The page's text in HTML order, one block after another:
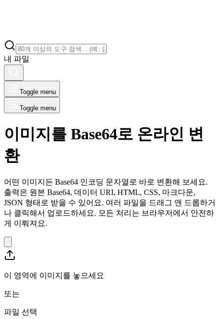
내 파일
Toggle menu
Toggle menu
이미지를 Base64로 온라인 변
환
어떤 이미지든 Base64 인코딩 문자열로 바로 변환해 보세요.
출력은 원본 Base64, 데이터 URI, HTML, CSS, 마크다운,
JSON 형태로 받을 수 있어요. 여러 파일을 드래그 앤 드롭하거
나 클릭해서 업로드하세요. 모든 처리는 브라우저에서 안전하
게 이뤄져요.
이 영역에 이미지를 놓으세요
또는
파일 선택